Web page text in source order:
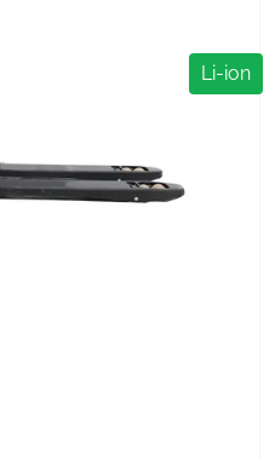
Li-ion